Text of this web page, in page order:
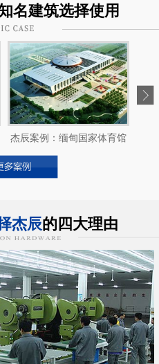
名建筑选择使用
杰辰案例：缅甸国家体育馆
杰辰的四大理由